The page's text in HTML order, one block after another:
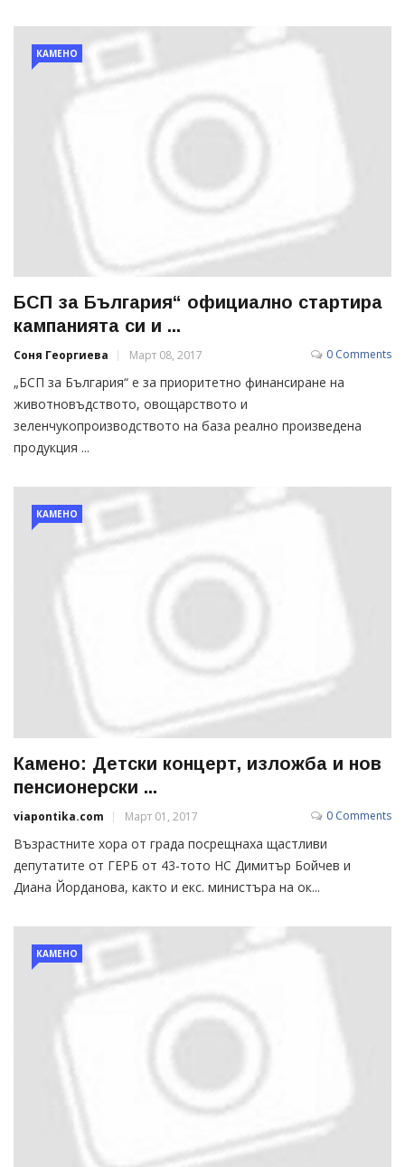
КАМЕНО
БСП за България“ официално стартира
кампанията си и ...
Соня Георгиева Март 08, 2017 0 Comments
„БСП за България“ е за приоритетно финансиране на
животновъдството, овощарството и
зеленчукопроизводството на база реално произведена
продукция ...
КАМЕНО
Камено: Детски концерт, изложба и нов
пенсионерски ...
viapontika.com Март 01, 2017 0 Comments
Възрастните хора от града посрещнаха щастливи
депутатите от ГЕРБ от 43-тото НС Димитър Бойчев и
Диана Йорданова, както и екс. министъра на ок...
КАМЕНО